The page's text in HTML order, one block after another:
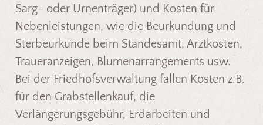
Sarg- oder Urnenträger) und Kosten für
Nebenleistungen, wie die Beurkundung und
Sterbeurkunde beim Standesamt, Arztkosten,
Traueranzeigen, Blumenarrangements usw.
Bei der Friedhofsverwaltung fallen Kosten z.B.
für den Grabstellenkauf, die
Verlängerungsgebühr, Erdarbeiten und